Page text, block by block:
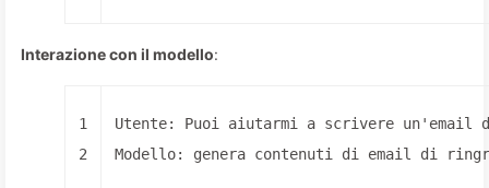
Interazione con il modello:
1
2
Utente: Puoi aiutarmi a scrivere un'email
Modello: genera contenuti di email di